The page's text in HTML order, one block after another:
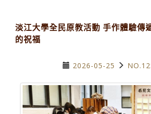
淡江大學全民原教活動 手作體驗傳
的祝福
2026-05-25